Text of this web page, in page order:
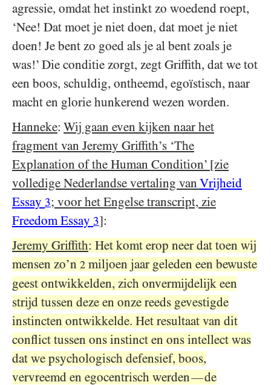
agressie, omdat het instinkt zo woedend roept,
‘Nee! Dat moet je niet doen, dat moet je niet
doen! Je bent zo goed als je al bent zoals je
was!’ Die conditie zorgt, zegt Griffith, dat we tot
een boos, schuldig, ontheemd, egoïstisch, naar
macht en glorie hunkerend wezen worden.
Hanneke: Wij gaan even kijken naar het
fragment van Jeremy Griffith’s ‘The
Explanation of the Human Condition’ [zie
volledige Nederlandse vertaling van Vrijheid
Essay 3; voor het Engelse transcript, zie
Freedom Essay 3]:
Jeremy Griffith: Het komt erop neer dat toen wij
mensen zo’n 2 miljoen jaar geleden een bewuste
geest ontwikkelden, zich onvermijdelijk een
strijd tussen deze en onze reeds gevestigde
instincten ontwikkelde. Het resultaat van dit
conflict tussen ons instinct en ons intellect was
dat we psychologisch defensief, boos,
vervreemd en egocentrisch werden—de